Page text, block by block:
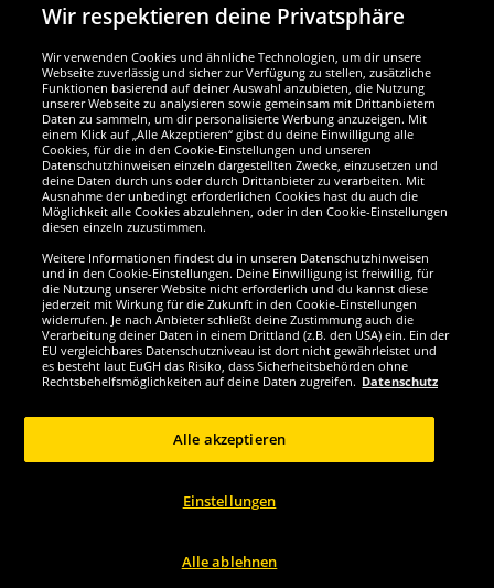
Wir sind ausgezeichnet
Werde SportSpar-Fan!
Copyright © 2024 Sportspar GmbH, Gustav-Adolf-Ring 7, 04838 Eilenburg DE -
*Alle Preise inkl. gesetzl. Mehrwertsteuer zzgl.
Mitgliedschaft
Wir respektieren deine Privatsphäre
Wir verwenden Cookies und ähnliche Technologien, um dir unsere
Webseite zuverlässig und sicher zur Verfügung zu stellen, zusätzliche
Funktionen basierend auf deiner Auswahl anzubieten, die Nutzung
unserer Webseite zu analysieren sowie gemeinsam mit Drittanbietern
Daten zu sammeln, um dir personalisierte Werbung anzuzeigen. Mit
einem Klick auf „Alle Akzeptieren“ gibst du deine Einwilligung alle
Cookies, für die in den Cookie-Einstellungen und unseren
Datenschutzhinweisen einzeln dargestellten Zwecke, einzusetzen und
deine Daten durch uns oder durch Drittanbieter zu verarbeiten. Mit
Ausnahme der unbedingt erforderlichen Cookies hast du auch die
Möglichkeit alle Cookies abzulehnen, oder in den Cookie-Einstellungen
diesen einzeln zuzustimmen.
Weitere Informationen findest du in unseren Datenschutzhinweisen
und in den Cookie-Einstellungen. Deine Einwilligung ist freiwillig, für
die Nutzung unserer Website nicht erforderlich und du kannst diese
jederzeit mit Wirkung für die Zukunft in den Cookie-Einstellungen
widerrufen. Je nach Anbieter schließt deine Zustimmung auch die
Verarbeitung deiner Daten in einem Drittland (z.B. den USA) ein. Ein der
EU vergleichbares Datenschutzniveau ist dort nicht gewährleistet und
es besteht laut EuGH das Risiko, dass Sicherheitsbehörden ohne
Rechtsbehelfsmöglichkeiten auf deine Daten zugreifen. Datenschutz
Einstellungen
Alle ablehnen
Alle akzeptieren